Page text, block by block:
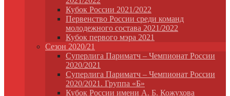
Кубок России 2021/2022
Первенство России среди команд
молодежного состава 2021/2022
Кубок первого мэра 2021
Сезон 2020/21
Суперлига Париматч – Чемпионат России
2020/2021
Суперлига Париматч – Чемпионат России
2020/2021. Группа «Б»
Кубок России имени А. Б. Кожухова